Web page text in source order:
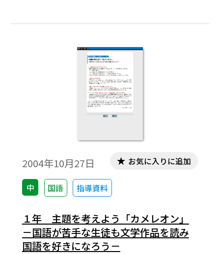
2004年10月27日
中 国語 指導資料
お気に入りに追加
１年 主題を考えよう「カメレオン」
－国語が苦手な生徒も文学作品を読み
国語を好きになろう－